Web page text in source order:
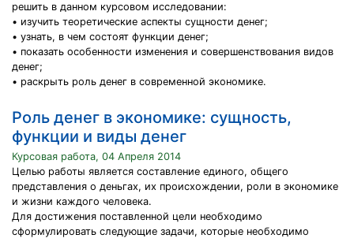
решить в данном курсовом исследовании:
• изучить теоретические аспекты сущности денег;
• узнать, в чем состоят функции денег;
• показать особенности изменения и совершенствования видов
денег;
• раскрыть роль денег в современной экономике.
Роль денег в экономике: сущность,
функции и виды денег
Курсовая работа, 04 Апреля 2014
Целью работы является составление единого, общего
представления о деньгах, их происхождении, роли в экономике
и жизни каждого человека.
Для достижения поставленной цели необходимо
сформулировать следующие задачи, которые необходимо